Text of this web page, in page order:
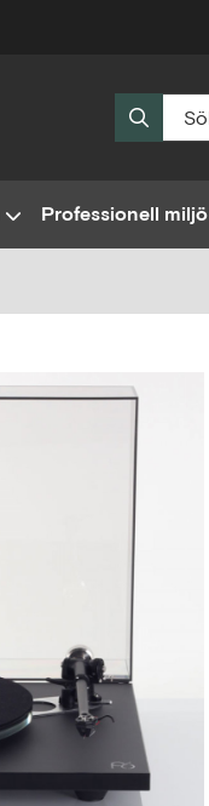
Professionell miljö